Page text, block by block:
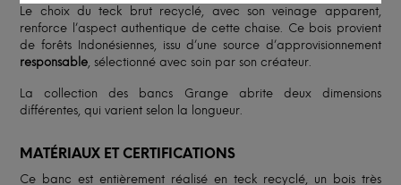
Le choix du teck brut recyclé, avec son veinage apparent,
renforce l’aspect authentique de cette chaise. Ce bois provient
de forêts Indonésiennes, issu d’une source d’approvisionnement
responsable, sélectionné avec soin par son créateur.
La collection des bancs Grange abrite deux dimensions
différentes, qui varient selon la longueur.
MATÉRIAUX ET CERTIFICATIONS
Ce banc est entièrement réalisé en teck recyclé, un bois très